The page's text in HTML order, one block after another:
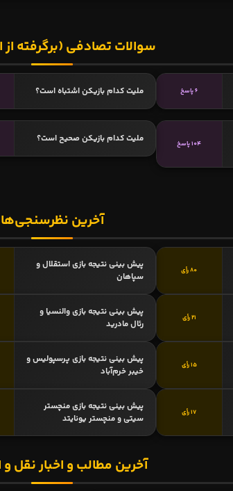
سوالات تصادفی (برگرفته
6 پاسخ ملیت کدام بازیکن اشتباه است؟
104 پاسخ ملیت کدام بازیکن صحیح است؟
آخرین نظرسنجی‌ها
80 رأی
پیش بینی نتیجه بازی استقلال و
سپاهان
21 رأی
پیش بینی نتیجه بازی والنسیا و
رئال مادرید
15 رأی
پیش بینی نتیجه بازی پرسپولیس و
خیبر خرم‌آباد
17 رأی
پیش بینی نتیجه بازی منچستر
سیتی و منچستر یونایتد
آخرین مطالب و اخبار نقل و